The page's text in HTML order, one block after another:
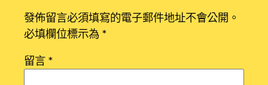
發佈留言必須填寫的電子郵件地址不會公開。
必填欄位標示為 *
留言 *